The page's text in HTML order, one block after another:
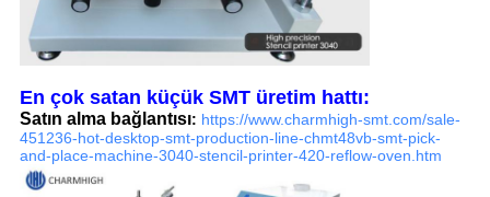
En çok satan küçük SMT üretim hattı:
Satın alma bağlantısı: https://www.charmhigh-smt.com/sale-
451236-hot-desktop-smt-production-line-chmt48vb-smt-pick-
and-place-machine-3040-stencil-printer-420-reflow-oven.htm